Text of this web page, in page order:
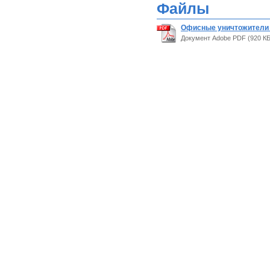
Файлы
Офисные уничтожители
Документ Adobe PDF (920